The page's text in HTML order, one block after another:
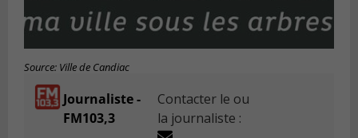
Source: Ville de Candiac
Journaliste -
FM103,3
Contacter le ou
la journaliste :